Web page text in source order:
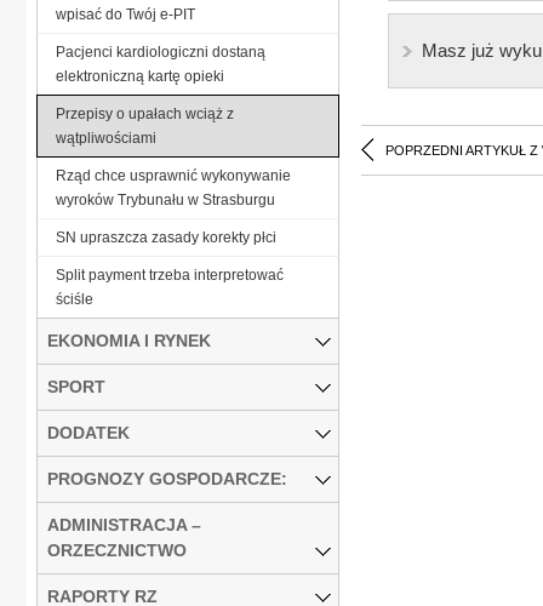
Masz już
POPRZEDNI ARTYKUŁ Z
wpisać do Twój e-PIT
Pacjenci kardiologiczni dostaną
elektroniczną kartę opieki
Przepisy o upałach wciąż z
wątpliwościami
Rząd chce usprawnić wykonywanie
wyroków Trybunału w Strasburgu
SN upraszcza zasady korekty płci
Split payment trzeba interpretować
ściśle
EKONOMIA I RYNEK
SPORT
DODATEK
PROGNOZY GOSPODARCZE:
ADMINISTRACJA –
ORZECZNICTWO
RAPORTY RZ